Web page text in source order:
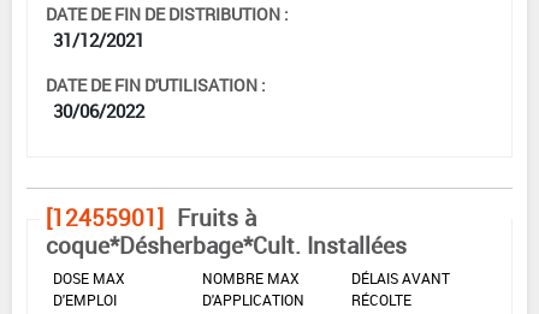
DATE DE FIN DE DISTRIBUTION :
31/12/2021
DATE DE FIN D'UTILISATION :
30/06/2022
[12455901] Fruits à
coque*Désherbage*Cult. Installées
DOSE MAX
D'EMPLOI
NOMBRE MAX
D'APPLICATION
DÉLAIS AVANT
RÉCOLTE